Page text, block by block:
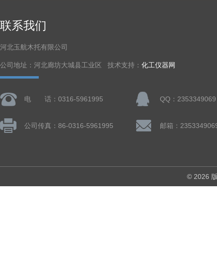
联系我们
河北玉航木托有限公司
公司地址：河北廊坊大城县工业区 技术支持： 化工仪器网
电 话：0316-5961995 QQ：2353349069
公司传真：86-0316-5961995 邮箱：
© 2026